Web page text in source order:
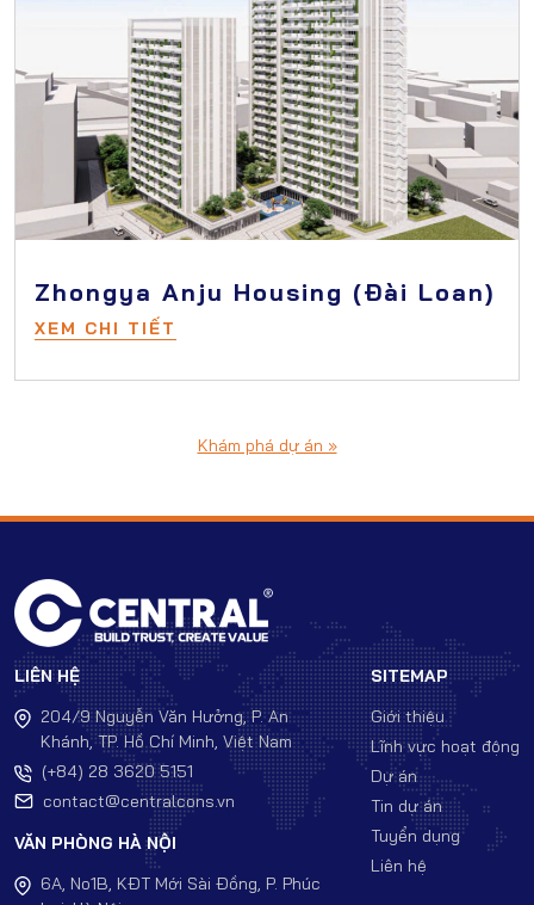
Zhongya Anju Housing (Đài Loan)
XEM CHI TIẾT
Khám phá dự án »
LIÊN HỆ
204/9 Nguyễn Văn Hưởng, P. An
Khánh, TP. Hồ Chí Minh, Việt Nam
(+84) 28 3620 5151
contact@centralcons.vn
VĂN PHÒNG HÀ NỘI
6A, No1B, KĐT Mới Sài Đồng, P. Phúc
SITEMAP
Giới thiệu
Lĩnh vực hoạt động
Dự án
Tin dự án
Tuyển dụng
Liên hệ